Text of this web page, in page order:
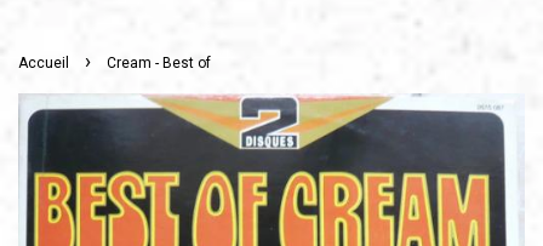
Accueil › Cream - Best of